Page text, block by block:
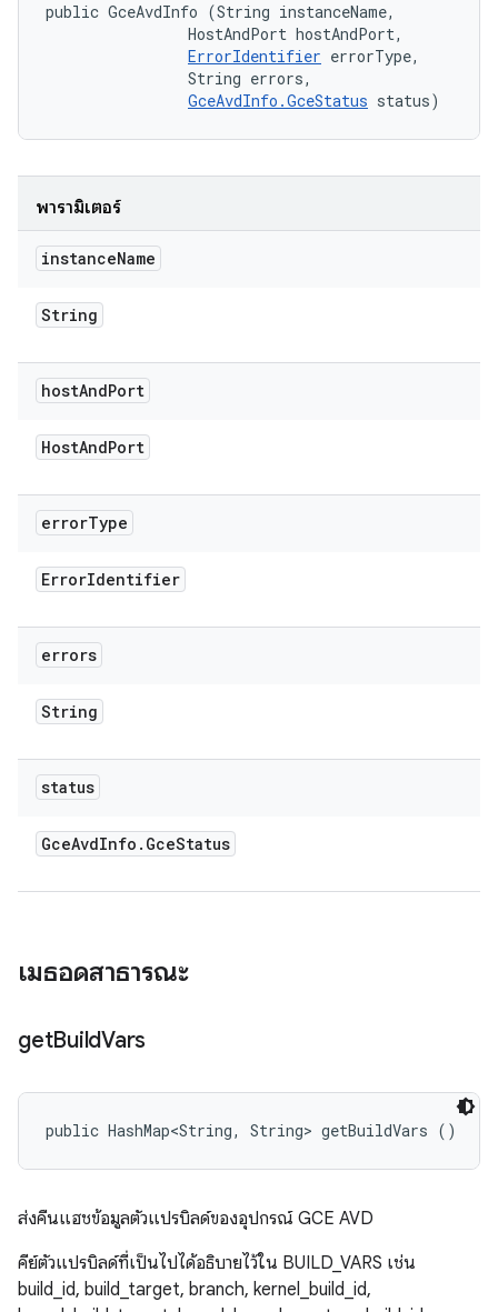
public GceAvdInfo (String instanceName,
                HostAndPort hostAndPort,
ErrorIdentifier errorType,
                String errors,
GceAvdInfo.GceStatus status)
พารามิเตอร์
instanceName
String
hostAndPort
HostAndPort
errorType
ErrorIdentifier
errors
String
status
GceAvdInfo . GceStatus
เมธอดสาธารณะ
getBuildVars
public HashMap<String, String> getBuildVars ()
ส่งคืนแฮชข้อมูลตัวแปรบิลด์ของอุปกรณ์ GCE AVD
คีย์ตัวแปรบิลด์ที่เป็นไปได้อธิบายไว้ใน BUILD_VARS เช่น
build_id, build_target, branch, kernel_build_id,